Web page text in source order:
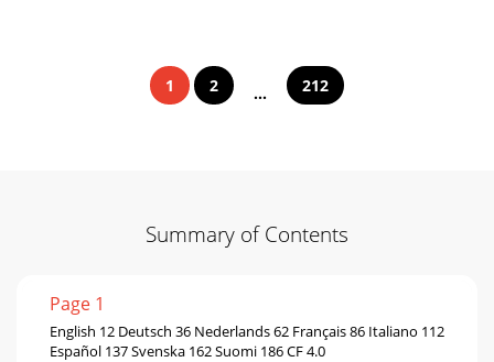
1 2 ... 212
Summary of Contents
Page 1
English 12 Deutsch 36 Nederlands 62 Français 86 Italiano 112
Español 137 Svenska 162 Suomi 186 CF 4.0